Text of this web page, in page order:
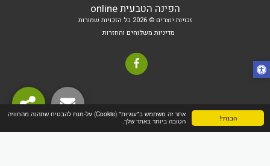
הבנתי!
אתר זה משתמש ב"עוגיות" (Cookie) על-מנת להבטיח שתהנה מהחוויה
הטובה ביותר באתר שלך.
הפינה הטבעית online
זכויות יוצרים © 2026 כל הזכויות שמורות
מדיניות משלוחים והחזרות